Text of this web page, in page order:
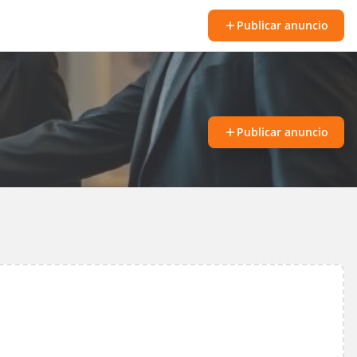
Publicar anuncio
Publicar anuncio